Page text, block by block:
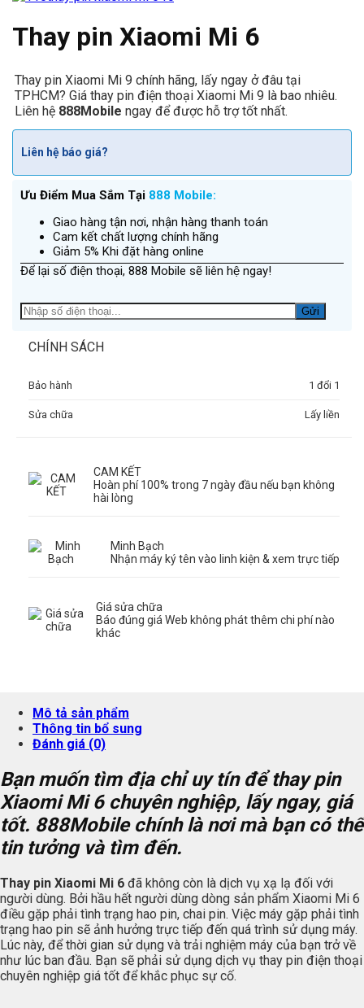
Thay pin Xiaomi Mi 6
Thay pin Xiaomi Mi 9 chính hãng, lấy ngay ở đâu tại
TPHCM? Giá thay pin điện thoại Xiaomi Mi 9 là bao nhiêu.
Liên hệ 888Mobile ngay để được hỗ trợ tốt nhất.
Liên hệ báo giá?
Ưu Điểm Mua Sắm Tại 888 Mobile:
Giao hàng tận nơi, nhận hàng thanh toán
Cam kết chất lượng chính hãng
Giảm 5% Khi đặt hàng online
Để lại số điện thoại, 888 Mobile sẽ liên hệ ngay!
CHÍNH SÁCH
Bảo hành 1 đổi 1
Sửa chữa Lấy liền
CAM KẾT
Hoàn phí 100% trong 7 ngày đầu nếu bạn không
hài lòng
Minh Bạch
Nhận máy ký tên vào linh kiện & xem trực tiếp
Giá sửa chữa
Báo đúng giá Web không phát thêm chi phí nào
khác
Mô tả sản phẩm
Thông tin bổ sung
Đánh giá (0)
Bạn muốn tìm địa chỉ uy tín để thay pin
Xiaomi Mi 6 chuyên nghiệp, lấy ngay, giá
tốt. 888Mobile chính là nơi mà bạn có thể
tin tưởng và tìm đến.
Thay pin Xiaomi Mi 6 đã không còn là dịch vụ xạ lạ đối với
người dùng. Bởi hầu hết người dùng dòng sản phẩm Xiaomi Mi 6
điều gặp phải tình trạng hao pin, chai pin. Việc máy gặp phải tình
trạng hao pin sẽ ảnh hưởng trực tiếp đến quá trình sử dụng máy.
Lúc này, để thời gian sử dụng và trải nghiệm máy của bạn trở về
như lúc ban đầu. Bạn sẽ phải sử dụng dịch vụ thay pin điện thoại
chuyên nghiệp giá tốt để khắc phục sự cố.